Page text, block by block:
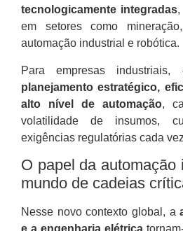
tecnologicamente integradas
em setores como
automação industrial e robótica.
Para empresas
planejamento estratégico,
alto nível de automação,
volatilidade de insumos,
exigências regulatórias cada
O papel da automação
mundo de cadeias
Nesse novo contexto global, a
e a engenharia elétrica